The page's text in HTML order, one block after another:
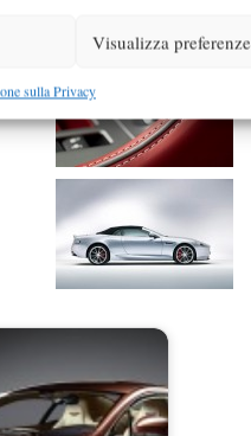
Visualizza preferenze
sulla Privacy